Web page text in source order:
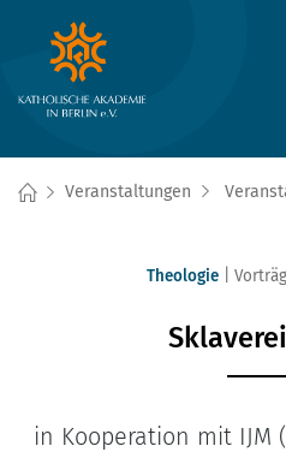
Veranstaltungen
Theologie
in Kooperation mit IJM